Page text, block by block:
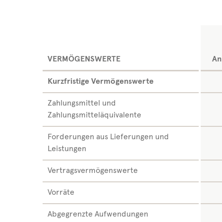
Kurzfristige Vermögenswerte
Zahlungsmittel und
Zahlungsmitteläquivalente
Forderungen aus Lieferungen und
Leistungen
Vertragsvermögenswerte
Vorräte
Abgegrenzte Aufwendungen
VERMÖGENSWERTE